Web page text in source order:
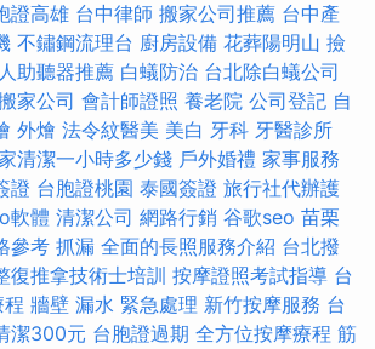
證高雄 台中律師 搬家公司推薦 台中產
不鏽鋼流理台 廚房設備 花葬陽明山 撿
助聽器推薦 白蟻防治 台北除白蟻公司
家公司 會計師證照 養老院 公司登記 自
外燴 法令紋醫美 美白 牙科 牙醫診所
清潔一小時多少錢 戶外婚禮 家事服務
證 台胞證桃園 泰國簽證 旅行社代辦護
軟體 清潔公司 網路行銷 谷歌seo 苗栗
參考 抓漏 全面的長照服務介紹 台北撥
復推拿技術士培訓 按摩證照考試指導 台
牆壁 漏水 緊急處理 新竹按摩服務 台
潔300元 台胞證過期 全方位按摩療程 筋